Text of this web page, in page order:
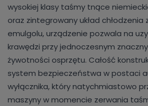
wysokiej klasy taśmy tnące
oraz zintegrowany układ chłodzenia
emulgolu, urządzenie pozwala na
krawędzi przy jednoczesnym
żywotności osprzętu. Całość
system bezpieczeństwa w postaci
wyłącznika, który natychmiastowo
maszyny w momencie zerwania